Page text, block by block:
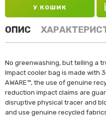
У КОШИК
ОПИС
No greenwashing, but telling a
Impact cooler bag is made with
AWARE™, the use of genuine
reduction impact claims are
disruptive physical tracer and
and use genuine recycled